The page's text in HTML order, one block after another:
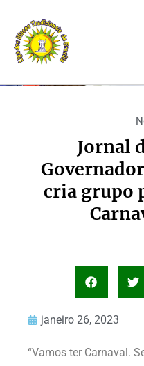
Jornal
cria grupo
janeiro 26, 2023
“Vamos ter Carnaval.